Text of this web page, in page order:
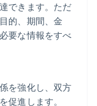
できます。ただ
的、期間、金
要な情報をすべ
を強化し、双方
促進します。